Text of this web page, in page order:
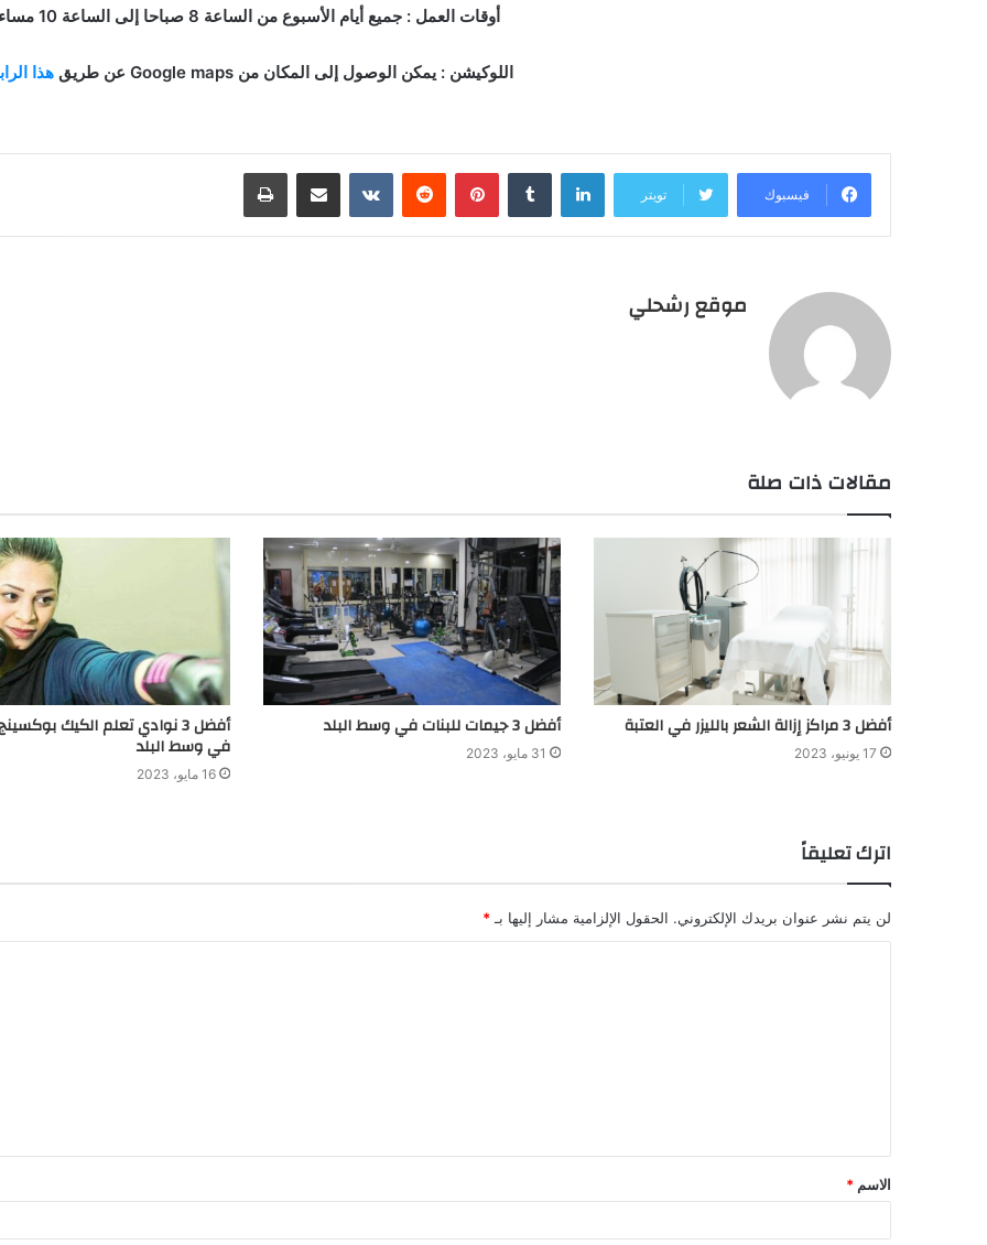
أوقات العمل : جميع أيام الأسبوع من الساعة 8 صباحا إلى الساعة 10 مساء.
اللوكيشن : يمكن الوصول إلى المكان من Google maps عن طريق هذا
فيسبوك تويتر
لينكدإن بينتيريست مشاركة عبر البريد طباعة
موقع رشحلي
مقالات ذات صلة
أفضل 3 مراكز إزالة الشعر بالليزر في العتبة
17 يونيو، 2023
أفضل 3 جيمات للبنات في وسط البلد
31 مايو، 2023
أفضل 3 نوادي تعلم الكيك
في وسط البلد
16 مايو، 2023
اترك تعليقاً
لن يتم نشر عنوان بريدك الإلكتروني. الحقول الإلزامية مشار إليها بـ *
الاسم *